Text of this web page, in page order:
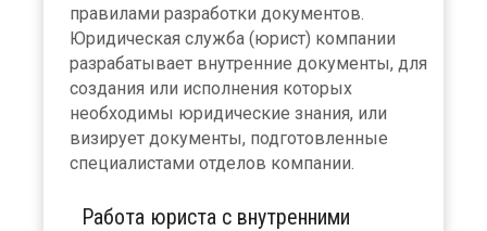
правилами разработки документов.
Юридическая служба (юрист) компании
разрабатывает внутренние документы, для
создания или исполнения которых
необходимы юридические знания, или
визирует документы, подготовленные
специалистами отделов компании.
Работа юриста с внутренними